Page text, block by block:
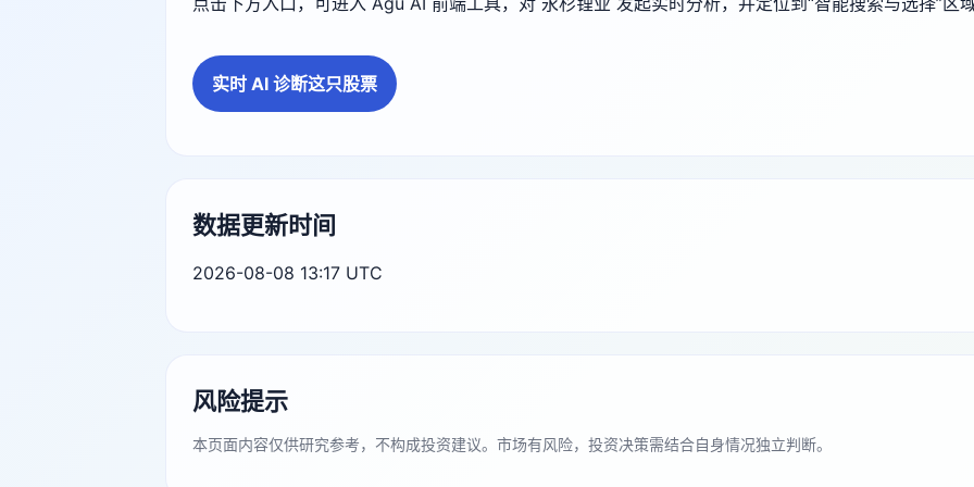
实时 AI 诊断这只股票
数据更新时间
2026-08-08 13:17 UTC
风险提示
本页面内容仅供研究参考，不构成投资建议。市场有风险，投资决策需结合自身情况独立判断。